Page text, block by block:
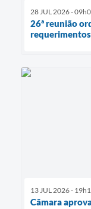
28 JUL 2026 -
26ª reunião
13 JUL 2026 -
Câmara